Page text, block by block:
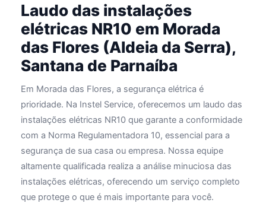
Laudo das instalações
elétricas NR10 em Morada
das Flores (Aldeia da Serra),
Santana de Parnaíba
Em Morada das Flores, a segurança elétrica é
prioridade. Na Instel Service, oferecemos um laudo das
instalações elétricas NR10 que garante a conformidade
com a Norma Regulamentadora 10, essencial para a
segurança de sua casa ou empresa. Nossa equipe
altamente qualificada realiza a análise minuciosa das
instalações elétricas, oferecendo um serviço completo
que protege o que é mais importante para você.